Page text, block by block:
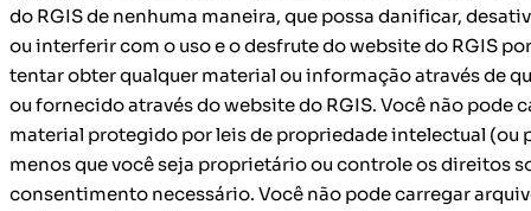
do RGIS de nenhuma maneira, que possa danificar,
ou interferir com o uso e o desfrute do website do RGIS
tentar obter qualquer material ou informação através de
ou fornecido através do website do RGIS. Você não
material protegido por leis de propriedade intelectual (ou
menos que você seja proprietário ou controle os direitos
consentimento necessário. Você não pode carregar